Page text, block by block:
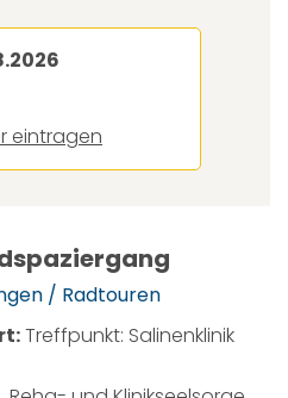
eintragen
/ Radtouren
Treffpunkt: Salinenklinik